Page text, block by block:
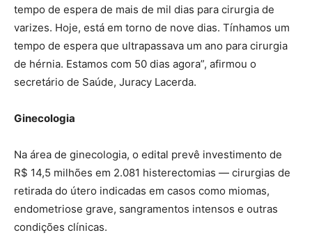
tempo de espera de mais de mil dias para cirurgia de
varizes. Hoje, está em torno de nove dias. Tínhamos um
tempo de espera que ultrapassava um ano para cirurgia
de hérnia. Estamos com 50 dias agora”, afirmou o
secretário de Saúde, Juracy Lacerda.
Ginecologia
Na área de ginecologia, o edital prevê investimento de
R$ 14,5 milhões em 2.081 histerectomias — cirurgias de
retirada do útero indicadas em casos como miomas,
endometriose grave, sangramentos intensos e outras
condições clínicas.